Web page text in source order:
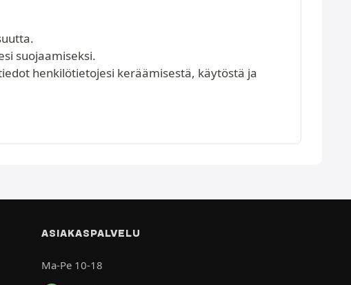
suojaamiseksi.
henkilötietojesi keräämisestä, käytöstä ja
ASIAKASPALVELU
Ma-Pe 10-18